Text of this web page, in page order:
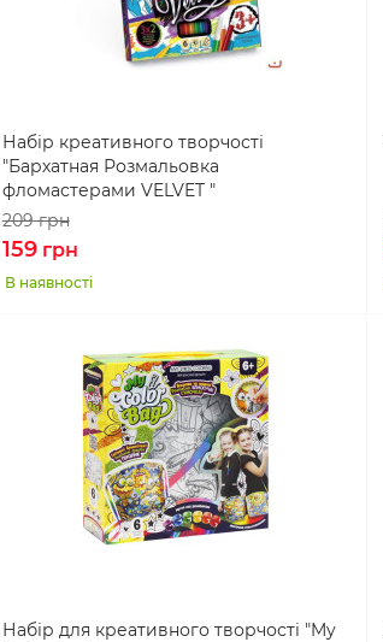
Набір креативного творчості
"Бархатная Розмальовка
фломастерами VELVET "
209грн
159грн
В наявності
Набір для креативного творчості "My